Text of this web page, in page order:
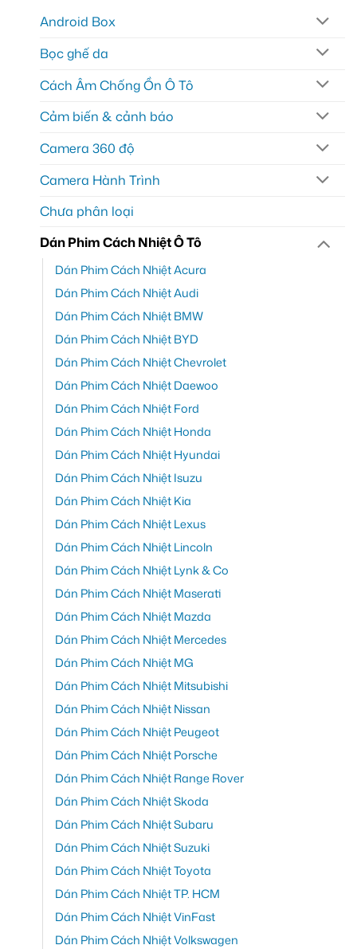
Android Box
Bọc ghế da
Cách Âm Chống Ồn Ô Tô
Cảm biến & cảnh báo
Camera 360 độ
Camera Hành Trình
Chưa phân loại
Dán Phim Cách Nhiệt Ô Tô
Dán Phim Cách Nhiệt Acura
Dán Phim Cách Nhiệt Audi
Dán Phim Cách Nhiệt BMW
Dán Phim Cách Nhiệt BYD
Dán Phim Cách Nhiệt Chevrolet
Dán Phim Cách Nhiệt Daewoo
Dán Phim Cách Nhiệt Ford
Dán Phim Cách Nhiệt Honda
Dán Phim Cách Nhiệt Hyundai
Dán Phim Cách Nhiệt Isuzu
Dán Phim Cách Nhiệt Kia
Dán Phim Cách Nhiệt Lexus
Dán Phim Cách Nhiệt Lincoln
Dán Phim Cách Nhiệt Lynk & Co
Dán Phim Cách Nhiệt Maserati
Dán Phim Cách Nhiệt Mazda
Dán Phim Cách Nhiệt Mercedes
Dán Phim Cách Nhiệt MG
Dán Phim Cách Nhiệt Mitsubishi
Dán Phim Cách Nhiệt Nissan
Dán Phim Cách Nhiệt Peugeot
Dán Phim Cách Nhiệt Porsche
Dán Phim Cách Nhiệt Range Rover
Dán Phim Cách Nhiệt Skoda
Dán Phim Cách Nhiệt Subaru
Dán Phim Cách Nhiệt Suzuki
Dán Phim Cách Nhiệt Toyota
Dán Phim Cách Nhiệt TP. HCM
Dán Phim Cách Nhiệt VinFast
Dán Phim Cách Nhiệt Volkswagen